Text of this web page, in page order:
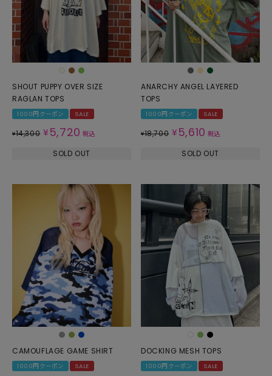
SHOUT PUPPY OVER SIZE
RAGLAN TOPS
1000円クーポン SALE
¥14,300 ¥ 5,720 税込
SOLD OUT
ANARCHY ANGEL LAYERED
TOPS
1000円クーポン SALE
¥18,700 ¥ 5,610 税込
SOLD OUT
CAMOUFLAGE GAME SHIRT
1000円クーポン SALE
DOCKING MESH TOPS
1000円クーポン SALE